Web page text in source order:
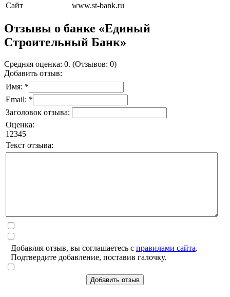
Сайт www.st-bank.ru
Отзывы о банке «Единый
Строительный Банк»
Средняя оценка: 0. (Отзывов: 0)
Добавить отзыв:
Имя: *
Email: *
Заголовок отзыва:
Оценка:
1 2345
Текст отзыва:
Добавляя отзыв, вы соглашаетесь с правилами сайта.
Подтвердите добавление, поставив галочку.
Добавить отзыв